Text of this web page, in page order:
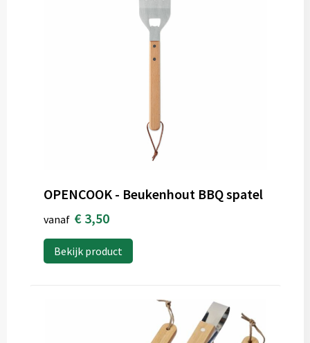
OPENCOOK - Beukenhout BBQ spatel
vanaf € 3,50
Bekijk product